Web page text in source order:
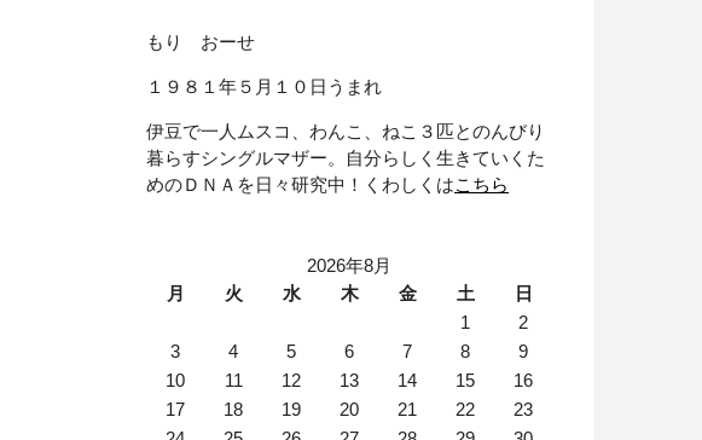
もり おーせ
１９８１年５月１０日うまれ
伊豆で一人ムスコ、わんこ、ねこ３匹とのんびり
暮らすシングルマザー。自分らしく生きていくた
めのＤＮＡを日々研究中！くわしくはこちら
2026年8月
月
火 水 木 金 土
日
1
2
3
4 5 6 7 8
9
10
11 12 13 14 15
16
17
18 19 20 21 22
23